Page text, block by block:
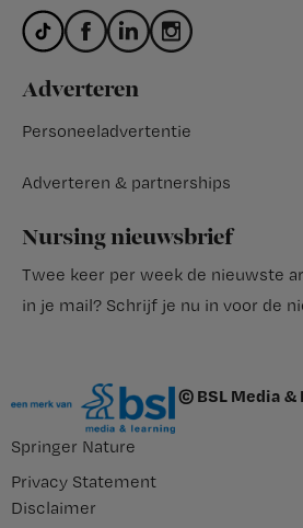
Adverteren
Personeeladvertentie
Adverteren & partnerships
Nursing nieuwsbrief
Twee keer per week de nieuwste
in je mail? Schrijf je nu in voor de
© BSL Media &
Springer Nature
Privacy Statement
Disclaimer